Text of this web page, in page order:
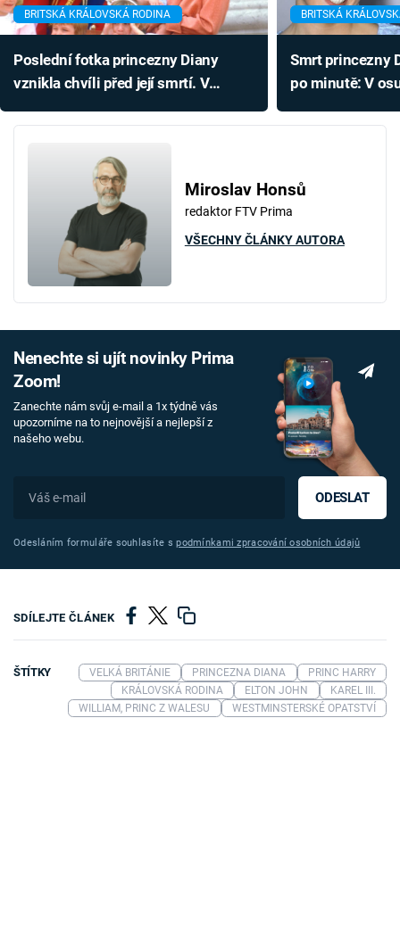
BRITSKÁ KRÁLOVSKÁ RODINA
Poslední fotka princezny Diany
vznikla chvíli před její smrtí. V
BRITSKÁ
Smrt princezny
po minutě: V
Miroslav Honsů
redaktor FTV Prima
VŠECHNY ČLÁNKY AUTORA
Nenechte si ujít novinky Prima
Zoom!
Zanechte nám svůj e-mail a 1x týdně vás
upozorníme na to nejnovější a nejlepší z
našeho webu.
ODESLAT
Odesláním formuláře souhlasíte spodmínkami zpracování osobních údajů
SDÍLEJTE ČLÁNEK
ŠTÍTKY VELKÁ BRITÁNIE PRINCEZNA DIANA
PRINC HARRY
KRÁLOVSKÁ RODINA
ELTON JOHN
KAREL III.
WILLIAM, PRINC Z WALESU
WESTMINSTERSKÉ OPATSTVÍ